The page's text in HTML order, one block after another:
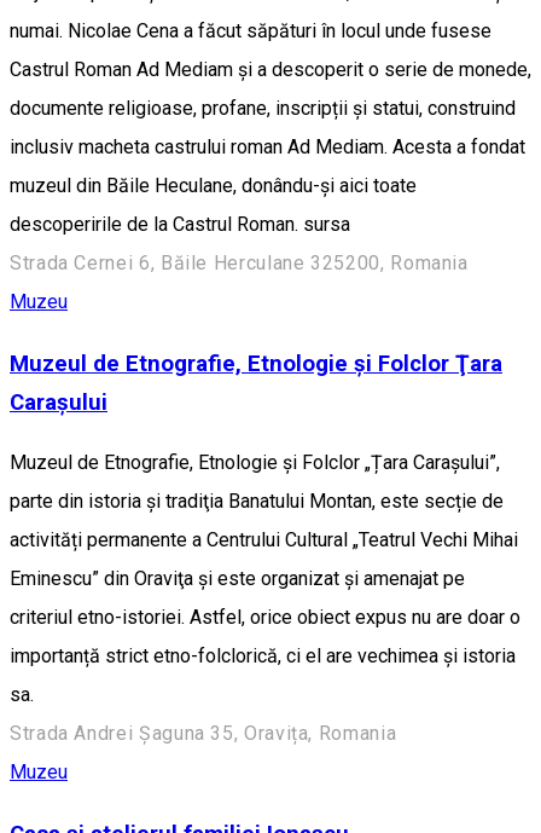
numai. Nicolae Cena a făcut săpături în locul unde fusese
Castrul Roman Ad Mediam și a descoperit o serie de monede,
documente religioase, profane, inscripții și statui, construind
inclusiv macheta castrului roman Ad Mediam. Acesta a fondat
muzeul din Băile Heculane, donându-și aici toate
descoperirile de la Castrul Roman. sursa
Strada Cernei 6, Băile Herculane 325200, Romania
Muzeu
Muzeul de Etnografie, Etnologie şi Folclor Ţara
Caraşului
Muzeul de Etnografie, Etnologie și Folclor „Țara Carașului”,
parte din istoria şi tradiţia Banatului Montan, este secție de
activități permanente a Centrului Cultural „Teatrul Vechi Mihai
Eminescu” din Oraviţa și este organizat și amenajat pe
criteriul etno-istoriei. Astfel, orice obiect expus nu are doar o
importanță strict etno-folclorică, ci el are vechimea și istoria
sa.
Strada Andrei Șaguna 35, Oravița, Romania
Muzeu